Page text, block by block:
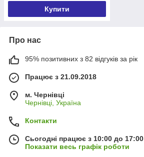
Купити
Про нас
95% позитивних з 82 відгуків за рік
Працює з 21.09.2018
м. Чернівці
Чернівці, Україна
Контакти
Сьогодні працює з 10:00 до 17:00
Показати весь графік роботи